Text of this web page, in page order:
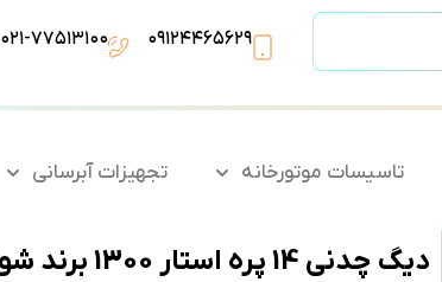
۰۹۱۲۴۴۶۵۶۲۹ ۰۲۱-۷۷۵۱۳۱۰۰
تاسیسات موتورخانه تجهیزات آبرسانی
دیگ چدنی 14 پره استار 1300 برند شوفاژکار